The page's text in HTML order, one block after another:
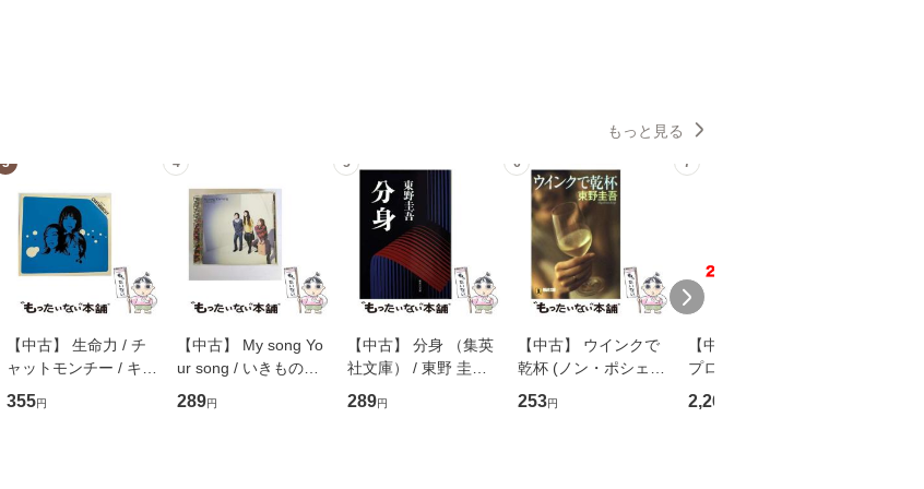
もっと見る
3
【中古】 生命力 / チ
ャットモンチー / キュ
ーンレコード [CD]
【メール便送料無料】
355円
4
【中古】 My song Yo
ur song / いきものが
かり / [CD]【メール便
送料無料】
289円
5
【中古】 分身 （集英
社文庫） / 東野 圭吾 /
集英社 [文庫]【メール
便送料無料】
289円
6
【中古】 ウインクで
乾杯 (ノン・ポシェッ
ト) / 東野圭吾 / 祥伝
社 [文庫]【メール便送
253円
7
【中古】 野ブタ。を
プロデュース [DVD-B
OX] / バップ [DVD]
【メール便送料無料】
2,266